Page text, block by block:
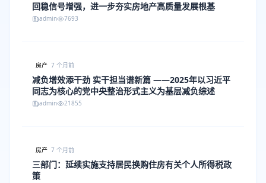
回稳信号增强，进一步夯实房地产高质量发展根基
admin 7693
房产 7 个月前
减负增效添干劲 实干担当谱新篇 ——2025年以习近平
同志为核心的党中央整治形式主义为基层减负综述
admin 21855
房产 7 个月前
三部门：延续实施支持居民换购住房有关个人所得税政
策